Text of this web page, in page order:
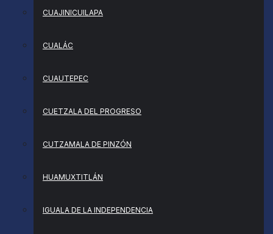
CUAJINICUILAPA
CUALÁC
CUAUTEPEC
CUETZALA DEL PROGRESO
CUTZAMALA DE PINZÓN
HUAMUXTITLÁN
IGUALA DE LA INDEPENDENCIA